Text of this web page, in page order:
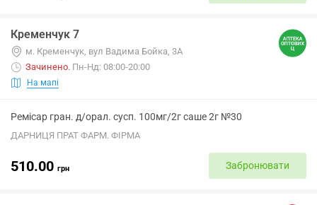
Кременчук 7
м. Кременчук, вул Вадима Бойка, 3А
Зачинено. Пн-Нд: 08:00-20:00
На мапі
Ремісар гран. д/орал. сусп. 100мг/2г саше 2г №30
ДАРНИЦЯ ПРАТ ФАРМ. ФІРМА
510.00 грн Забронювати